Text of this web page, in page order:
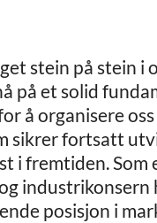
stein på stein i
på et solid
å organisere
sikrer fortsatt
i fremtiden. Som
industrikonsern
posisjon i